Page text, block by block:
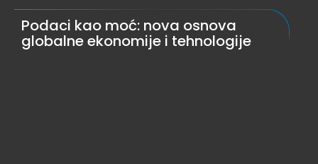
Podaci kao moć: nova osnova
globalne ekonomije i tehnologije